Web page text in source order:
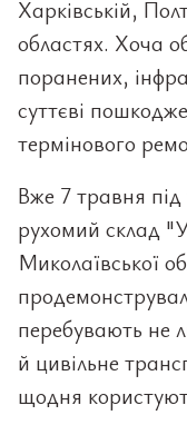
Харківській,
областях. Хоча
поранених,
суттєві
термінового
Вже 7 травня
рухомий склад
Миколаївської
перебувають не
й цивільне
щодня